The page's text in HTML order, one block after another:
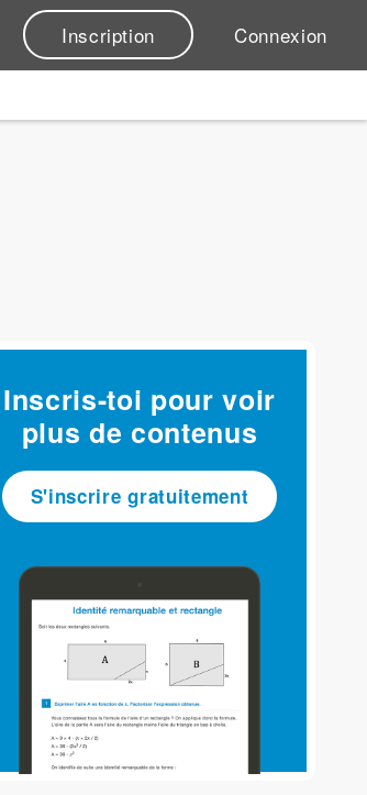
Inscription Connexion
Inscris-toi pour voir
plus de contenus
S'inscrire gratuitement